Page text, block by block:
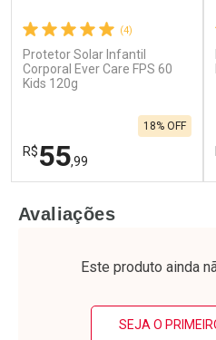
(4)
Protetor Solar Infantil
Corporal Ever Care FPS 60
Kids 120g
R$55,99
18% OFF
Laboratório
Por Menos
Avaliações
Este produto ainda
SEJA O